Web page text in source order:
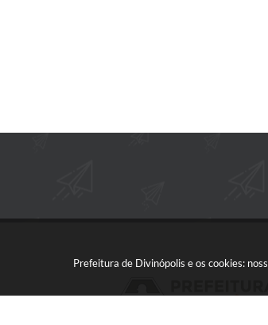
Prefeitura de Divinópolis e os cookies: